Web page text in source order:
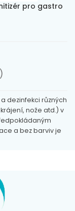
pro gastro
dezinfekci různých
nože atd.) v
a bez barviv je